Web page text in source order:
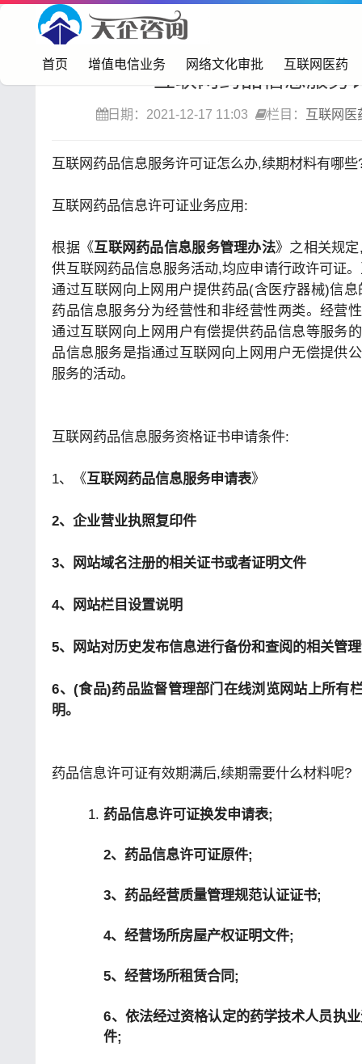
首页 增值电信业务 网络文化审批 互联网医药
首页> 互联网医药
互联网药品信息服务
日期：2021-12-17 11:03 栏目： 互联网医
互联网药品信息服务许可证怎么办,续期材料有哪些
互联网药品信息许可证业务应用:
根据《互联网药品信息服务管理办法》之相关规
供互联网药品信息服务活动,均应申请行政许可证
通过互联网向上网用户提供药品(含医疗器械)信
药品信息服务分为经营性和非经营性两类。经营
通过互联网向上网用户有偿提供药品信息等服务
品信息服务是指通过互联网向上网用户无偿提供
服务的活动。
互联网药品信息服务资格证书申请条件:
1、《互联网药品信息服务申请表》
2、企业营业执照复印件
3、网站域名注册的相关证书或者证明文件
4、网站栏目设置说明
5、网站对历史发布信息进行备份和查阅的相关管
6、(食品)药品监督管理部门在线浏览网站上所有
明。
药品信息许可证有效期满后,续期需要什么材料呢?
药品信息许可证换发申请表;
2、药品信息许可证原件;
3、药品经营质量管理规范认证证书;
4、经营场所房屋产权证明文件;
5、经营场所租赁合同;
6、依法经过资格认定的药学技术人员执
件;